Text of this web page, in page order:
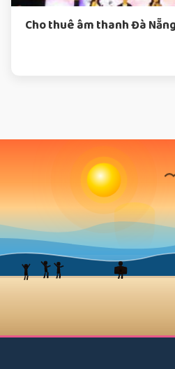
Cho thuê âm thanh Đà Nẵng